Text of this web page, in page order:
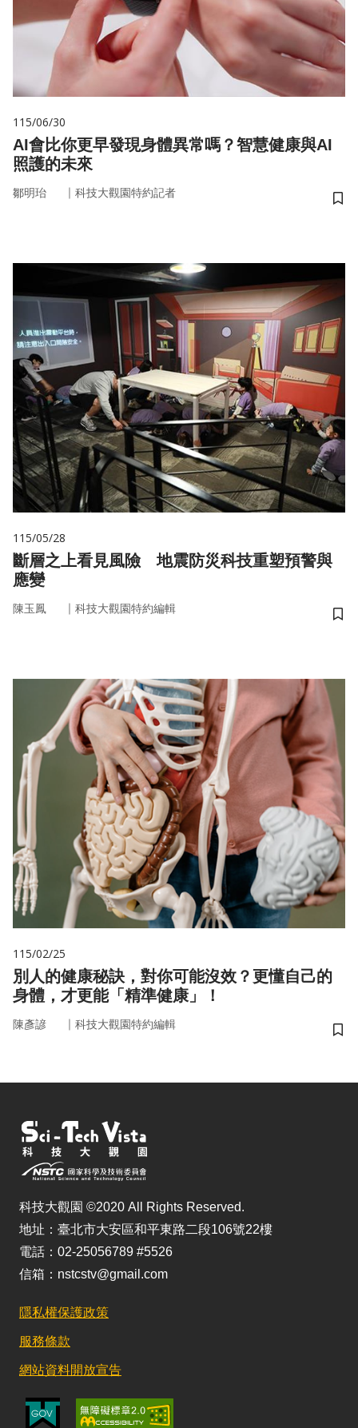
115/06/30
AI會比你更早發現身體異常嗎？智慧健康與AI
照護的未來
鄒明珆 ｜ 科技大觀園特約記者
儲
115/05/28
斷層之上看見風險 地震防災科技重塑預警與
應變
陳玉鳳 ｜ 科技大觀園特約編輯
儲
115/02/25
別人的健康秘訣，對你可能沒效？更懂自己的
身體，才更能「精準健康」！
陳彥諺 ｜ 科技大觀園特約編輯
儲
科技大觀園 ©2020 All Rights Reserved.
地址：臺北市大安區和平東路二段106號22樓
電話：02-25056789 #5526
信箱：nstcstv@gmail.com
隱私權保護政策
服務條款
網站資料開放宣告